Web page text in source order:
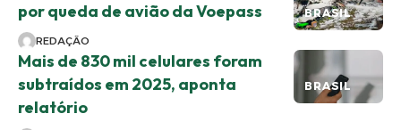
BRASIL
por queda de avião da Voepass
REDAÇÃO
BRASIL
Mais de 830 mil celulares foram
subtraídos em 2025, aponta
relatório